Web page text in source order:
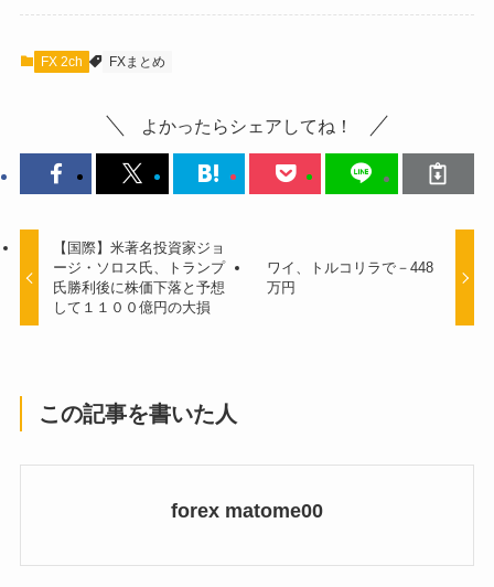
FX 2ch FXまとめ
よかったらシェアしてね！
【国際】米著名投資家ジョ
ージ・ソロス氏、トランプ
氏勝利後に株価下落と予想
して１１００億円の大損
ワイ、トルコリラで－448
万円
この記事を書いた人
forex matome00